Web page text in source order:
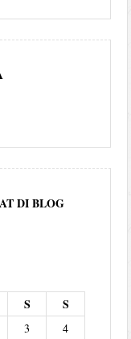
DI BLOG
S S
3
4